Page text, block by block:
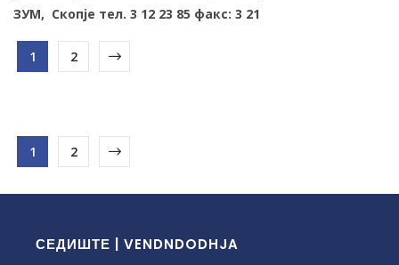
ЗУМ, Скопје тел. 3 12 23 85 факс: 3 21
1 2
1 2
СЕДИШТЕ | VENDNDODHJA